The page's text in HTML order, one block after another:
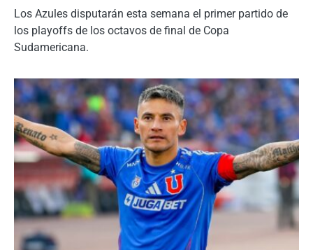
Los Azules disputarán esta semana el primer partido de
los playoffs de los octavos de final de Copa
Sudamericana.